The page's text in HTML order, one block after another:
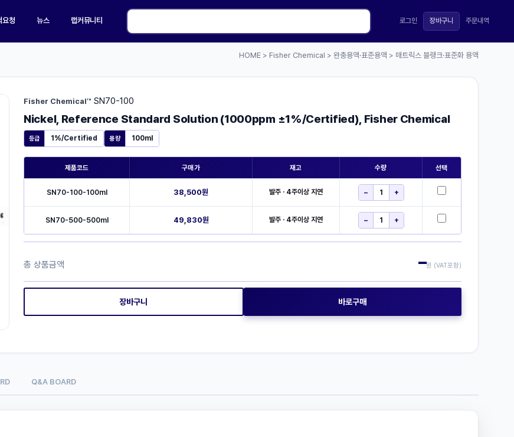
요청 뉴스 랩커뮤니티 로그인 장바구니 주문내역
HOME > Fisher Chemical > 완충용액·표준용액 > 매트릭스 블랭크·표준화 용액
Fisher Chemical™·SN70-100
Nickel, Reference Standard Solution (1000ppm ±1%/Certified), Fisher Chemical
등급 1%/Certified 용량 100ml
제품코드 구매가 재고 수량 선택
SN70-100-100ml 38,500원 발주 · 4주이상 지연 − +
SN70-500-500ml 49,830원 발주 · 4주이상 지연 − +
총 상품금액 –원 (VAT포함)
장바구니 바로구매
Q&A BOARD